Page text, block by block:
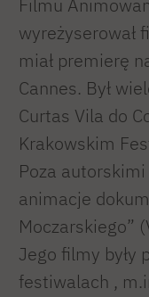
Filmu
wyreżyserował
miał premierę
Cannes. Był
Curtas Vila do
Krakowskim
Poza
animacje
Moczarskiego”
Jego filmy były
festiwalach ,